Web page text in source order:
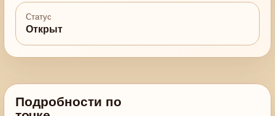
Статус
Открыт
Подробности по